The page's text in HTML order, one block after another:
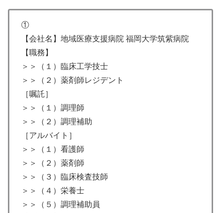
①
【会社名】地域医療支援病院 福岡大学筑紫病院
【職務】
＞＞（１）臨床工学技士
＞＞（２）薬剤師レジデント
［嘱託］
＞＞（１）調理師
＞＞（２）調理補助
［アルバイト］
＞＞（１）看護師
＞＞（２）薬剤師
＞＞（３）臨床検査技師
＞＞（４）栄養士
＞＞（５）調理補助員